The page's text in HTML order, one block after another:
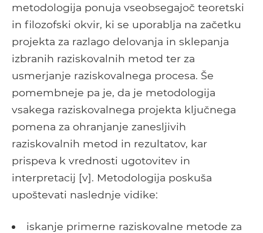
metodologija ponuja vseobsegajoč teoretski
in filozofski okvir, ki se uporablja na začetku
projekta za razlago delovanja in sklepanja
izbranih raziskovalnih metod ter za
usmerjanje raziskovalnega procesa. Še
pomembneje pa je, da je metodologija
vsakega raziskovalnega projekta ključnega
pomena za ohranjanje zanesljivih
raziskovalnih metod in rezultatov, kar
prispeva k vrednosti ugotovitev in
interpretacij [v]. Metodologija poskuša
upoštevati naslednje vidike:
iskanje primerne raziskovalne metode za